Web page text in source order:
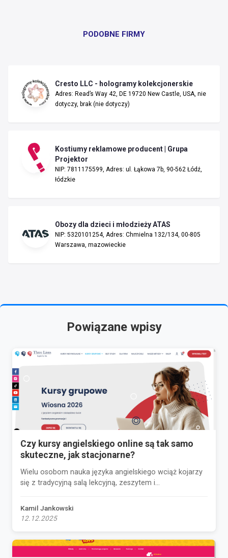
PODOBNE FIRMY
Cresto LLC - hologramy kolekcjonerskie
Adres: Read’s Way 42, DE 19720 New Castle, USA, nie
dotyczy, brak (nie dotyczy)
Kostiumy reklamowe producent | Grupa
Projektor
NIP: 7811175599, Adres: ul. Łąkowa 7b, 90-562 Łódź,
łódzkie
Obozy dla dzieci i młodzieży ATAS
NIP: 5320101254, Adres: Chmielna 132/134, 00-805
Warszawa, mazowieckie
Powiązane wpisy
Czy kursy angielskiego online są tak samo
skuteczne, jak stacjonarne?
Wielu osobom nauka języka angielskiego wciąż kojarzy
się z tradycyjną salą lekcyjną, zeszytem i...
Kamil Jankowski
12.12.2025